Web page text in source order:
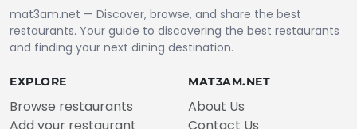
mat3am.net — Discover, browse, and share the best
restaurants. Your guide to discovering the best restaurants
and finding your next dining destination.
EXPLORE
Browse restaurants
MAT3AM.NET
About Us